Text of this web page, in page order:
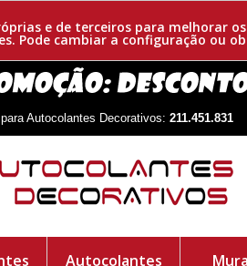
e de terceiros para melhorar
Pode cambiar a configuração ou
Autocolantes Decorativos: 211.451.831
Autocolantes